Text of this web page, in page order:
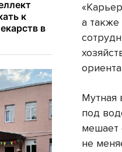
а
Мутная
под
мешает
не